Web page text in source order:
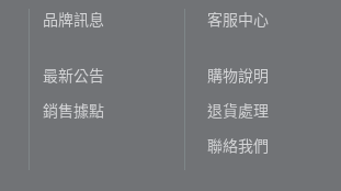
品牌訊息
最新公告
銷售據點
客服中心
購物說明
退貨處理
聯絡我們